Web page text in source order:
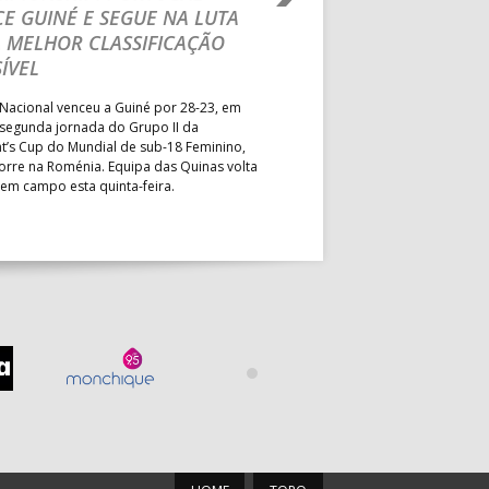
GUINÉ E SEGUE NA LUTA
MELHOR CLASSIFICAÇÃO
venceu a Guiné por 28-23, em
jornada do Grupo II da
Cup do Mundial de sub-18 Feminino,
na Roménia. Equipa das Quinas volta
campo esta quinta-feira.